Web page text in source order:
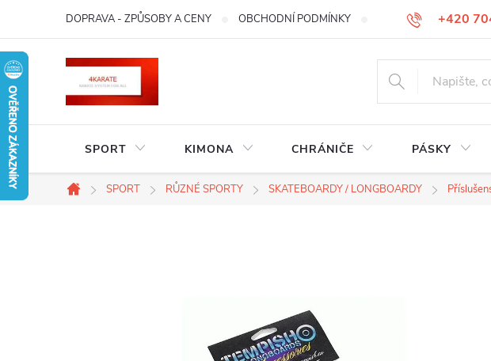
obsah
+420
DOPRAVA - ZPŮSOBY A CENY OBCHODNÍ PODMÍNKY VÝMĚNA ZBOŽÍ
SPORT KIMONA CHRÁNIČE PÁSKY
Domů
SPORT RŮZNÉ SPORTY SKATEBOARDY / LONGBOARDY